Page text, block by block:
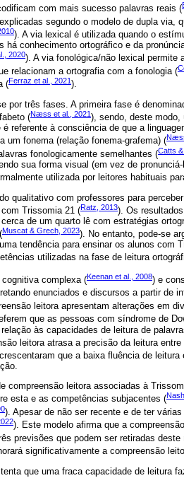
com mais sucesso palavras reais (
segundo o modelo de dupla via,
). A via lexical é utilizada quando o
há conhecimento ortográfico e da
2020). A via fonológica/não lexical permite
relacionam a ortografia com a fonologia (
(Ferraz et al., 2021 ).
por três fases. A primeira fase é
(Næss et al., 2021), sendo, deste modo,
referente à consciência de que a
um fonema (relação fonema-grafema) (
fonologicamente semelhantes (Catts
sua forma visual (em vez de
utilizada por leitores habituais
qualitativo com professores para
Trissomia 21 (Ratz, 2013). Os
de um quarto lê com estratégias
Muscat & Grech, 2023). No entanto, pode-se
tendência para ensinar os alunos com
utilizadas na fase de leitura
complexa (Keenan et al., 2008) e
enunciados e discursos a partir de
leitora apresentam alterações em
que as pessoas com síndrome de
às capacidades de leitura de
leitora atrasa a precisão da leitura
que a baixa fluência de
compreensão leitora associadas à
esta e as competências subjacentes (
). Apesar de não ser recente e de ter
). Este modelo afirma que a
previsões que podem ser retiradas deste
significativamente a compreensão
que uma fraca capacidade de leitura